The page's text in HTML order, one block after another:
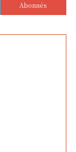
Abonnés